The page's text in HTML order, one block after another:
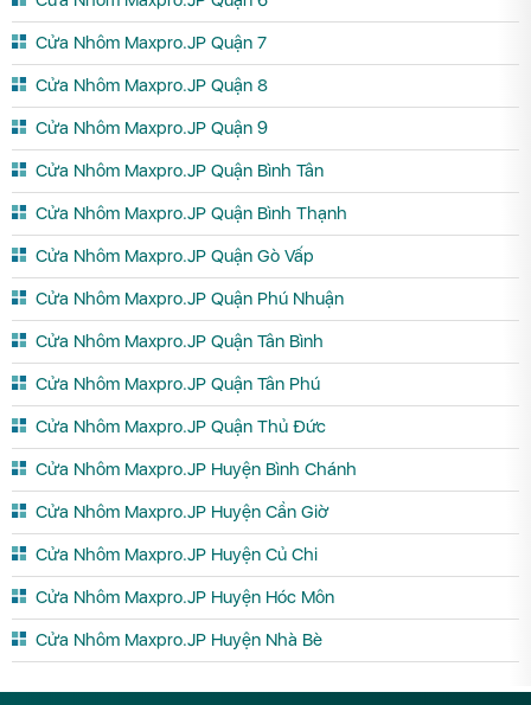
Cửa Nhôm Maxpro.JP Quận 7
Cửa Nhôm Maxpro.JP Quận 8
Cửa Nhôm Maxpro.JP Quận 9
Cửa Nhôm Maxpro.JP Quận Bình Tân
Cửa Nhôm Maxpro.JP Quận Bình Thạnh
Cửa Nhôm Maxpro.JP Quận Gò Vấp
Cửa Nhôm Maxpro.JP Quận Phú Nhuận
Cửa Nhôm Maxpro.JP Quận Tân Bình
Cửa Nhôm Maxpro.JP Quận Tân Phú
Cửa Nhôm Maxpro.JP Quận Thủ Đức
Cửa Nhôm Maxpro.JP Huyện Bình Chánh
Cửa Nhôm Maxpro.JP Huyện Cần Giờ
Cửa Nhôm Maxpro.JP Huyện Củ Chi
Cửa Nhôm Maxpro.JP Huyện Hóc Môn
Cửa Nhôm Maxpro.JP Huyện Nhà Bè